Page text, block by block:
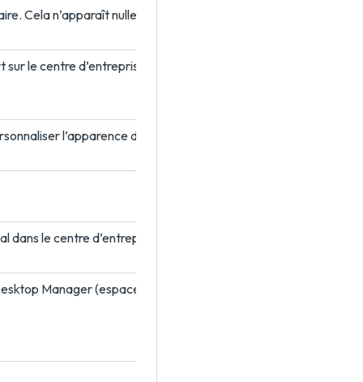
Cela n’apparaît nulle part sous forme de lien.
le centre d’entreprise.
l’apparence du centre d’entreprise du locataire.
dans le centre d’entreprise.
Manager (espace), à la fois dans les attributions de